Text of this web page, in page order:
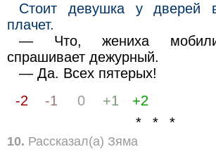
Стоит девушка у дверей
плачет.
— Что, жениха
спрашивает дежурный.
— Да. Всех пятерых!
-2
-1 0 +1
+2
* * *
10. Рассказал(а) Зяма